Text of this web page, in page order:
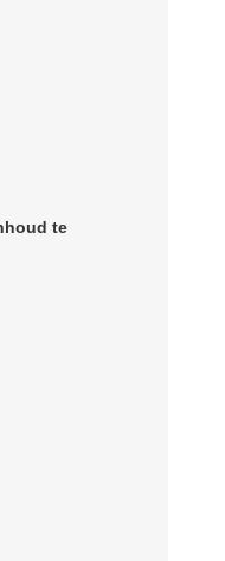
te